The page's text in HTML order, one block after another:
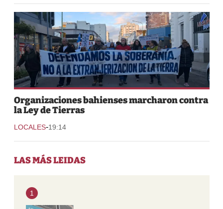
Organizaciones bahienses marcharon contra
la Ley de Tierras
LOCALES-19:14
LAS MÁS LEIDAS
1